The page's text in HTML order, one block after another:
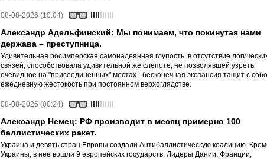
08-08-2026 (10:04)
Александр Адельфинский: Мы понимаем, что покинутая нами
держава – преступница.
Удивительная росимперская самонадеянная глупость, в отсутствие
связей, способствовала удивительной же слепоте, не позволявшей узреть
очевидное на "присоединённых" местах –бесконечная экспансия тащит с
ежедневную жестокость при постоянном верхоглядстве.
08-08-2026 (00:24)
Александр Немец: РФ производит в месяц примерно 100
баллистических ракет.
Украина и девять стран Европы создали Антибаллистическую коалицию.
Украины, в нее вошли 9 европейских государств. Лидеры Дании, Франции,